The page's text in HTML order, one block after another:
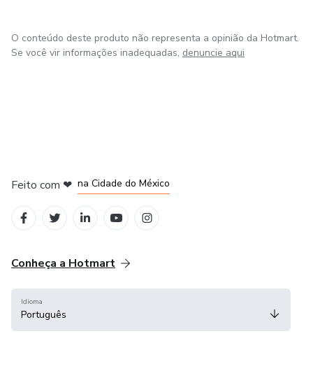
O conteúdo deste produto não representa a opinião da Hotmart.
Se você vir informações inadequadas, denuncie aqui
Feito com ❤ na Cidade do México
Conheça a Hotmart
Idioma
Português